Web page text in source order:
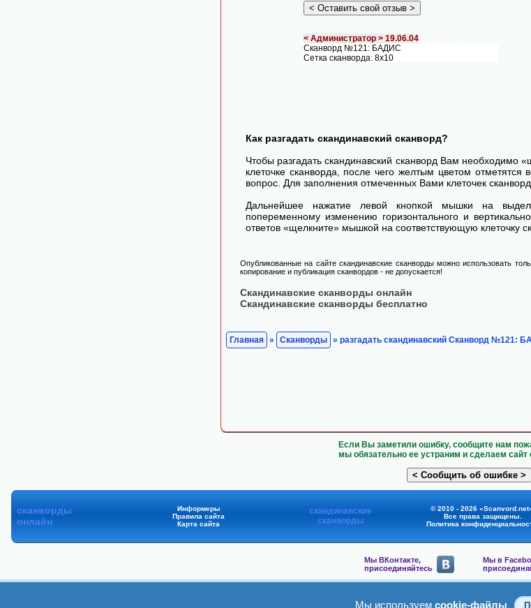
< Администратор >19.06.04
Сканворд №121: БАДИС
Сетка сканворда: 8х10
Как разгадать скандинавский сканворд?
Чтобы разгадать скандинавский сканворд Вам необходимо
клеточке сканворда, после чего желтым цветом отметятся
вопрос. Для заполнения отмеченных Вами клеточек
Дальнейшее нажатие левой кнопкой мышки на
попеременному изменению горизонтального и
ответов «щелкните» мышкой на соответствующую клеточку
Опубликованные на сайте скандинавские сканворды можно использовать
копирование и публикация сканвордов - не допускается!
Скандинавские сканворды онлайн
Скандинавские сканворды бесплатно
Главная » Сканворды » разгадать скандинавский Сканворд №121:
Если Вы заметили ошибку, сообщите нам
мы обязательно ее устраним и сделаем сайт
сканворды
онлайн
Информеры
Правила сайта
Карта сайта
скандинавские
сканворды
© 2010 - 2026
Все права защищены.
Политика
Мы ВКонтакте,
присоединяйтесь
Мы в
Мы используем cookie-файлы